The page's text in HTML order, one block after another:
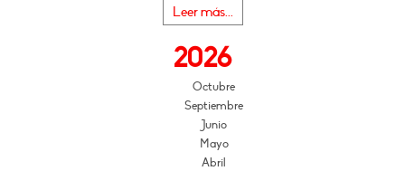
Leer más...
2026
Octubre
Septiembre
Junio
Mayo
Abril